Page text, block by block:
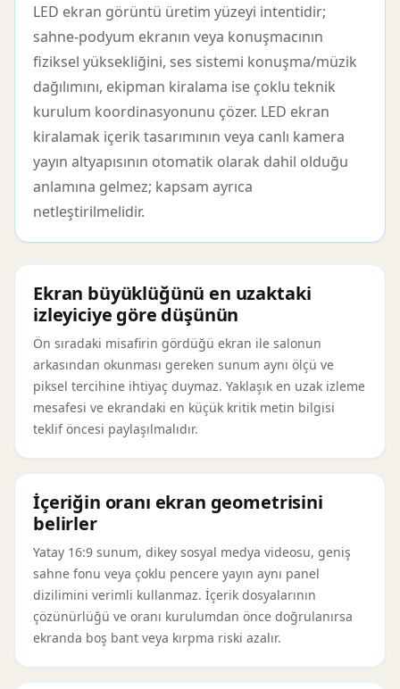
LED ekran görüntü üretim yüzeyi intentidir;
sahne-podyum ekranın veya konuşmacının
fiziksel yüksekliğini, ses sistemi konuşma/müzik
dağılımını, ekipman kiralama ise çoklu teknik
kurulum koordinasyonunu çözer. LED ekran
kiralamak içerik tasarımının veya canlı kamera
yayın altyapısının otomatik olarak dahil olduğu
anlamına gelmez; kapsam ayrıca
netleştirilmelidir.
Ekran büyüklüğünü en uzaktaki
izleyiciye göre düşünün
Ön sıradaki misafirin gördüğü ekran ile salonun
arkasından okunması gereken sunum aynı ölçü ve
piksel tercihine ihtiyaç duymaz. Yaklaşık en uzak izleme
mesafesi ve ekrandaki en küçük kritik metin bilgisi
teklif öncesi paylaşılmalıdır.
İçeriğin oranı ekran geometrisini
belirler
Yatay 16:9 sunum, dikey sosyal medya videosu, geniş
sahne fonu veya çoklu pencere yayın aynı panel
dizilimini verimli kullanmaz. İçerik dosyalarının
çözünürlüğü ve oranı kurulumdan önce doğrulanırsa
ekranda boş bant veya kırpma riski azalır.